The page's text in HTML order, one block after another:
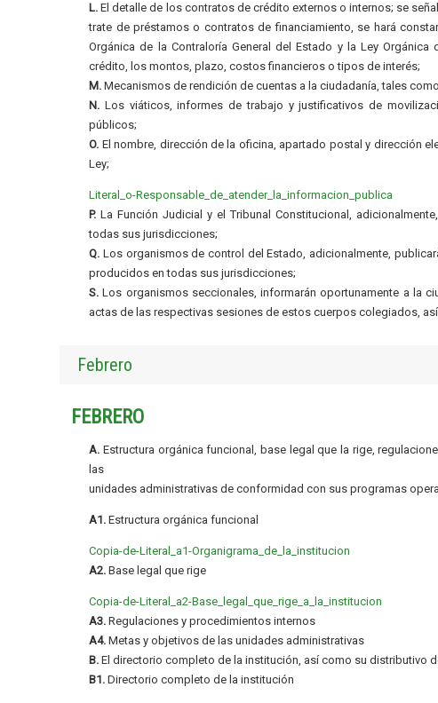
L. El detalle de los contratos de crédito externos o internos; se
trate de préstamos o contratos de financiamiento, se hará
Orgánica de la Contraloría General del Estado y la Ley
crédito, los montos, plazo, costos financieros o tipos de interés;
M. Mecanismos de rendición de cuentas a la ciudadanía, tales
N. Los viáticos, informes de trabajo y justificativos de
públicos;
O. El nombre, dirección de la oficina, apartado postal y dirección
Ley;
Literal_o-Responsable_de_atender_la_informacion_publica
P. La Función Judicial y el Tribunal Constitucional,
todas sus jurisdicciones;
Q. Los organismos de control del Estado, adicionalmente,
producidos en todas sus jurisdicciones;
S. Los organismos seccionales, informarán oportunamente a la
actas de las respectivas sesiones de estos cuerpos colegiados,
Febrero
FEBRERO
A. Estructura orgánica funcional, base legal que la rige,
las
unidades administrativas de conformidad con sus programas
A1. Estructura orgánica funcional
Copia-de-Literal_a1-Organigrama_de_la_institucion
A2. Base legal que rige
Copia-de-Literal_a2-Base_legal_que_rige_a_la_institucion
A3. Regulaciones y procedimientos internos
A4. Metas y objetivos de las unidades administrativas
B. El directorio completo de la institución, así como su distributivo
B1. Directorio completo de la institución